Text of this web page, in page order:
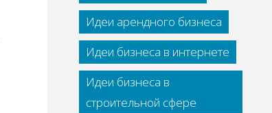
Идеи арендного бизнеса
Идеи бизнеса в интернете
Идеи бизнеса в
строительной сфере